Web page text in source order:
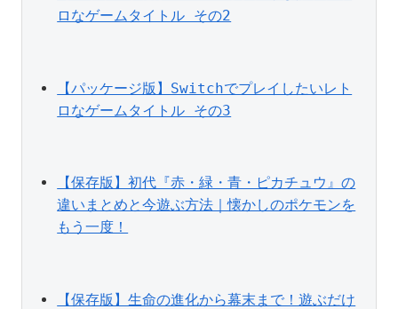
ロなゲームタイトル その2
【パッケージ版】Switchでプレイしたいレト
ロなゲームタイトル その3
【保存版】初代『赤・緑・青・ピカチュウ』の
違いまとめと今遊ぶ方法｜懐かしのポケモンを
もう一度！
【保存版】生命の進化から幕末まで！遊ぶだけ